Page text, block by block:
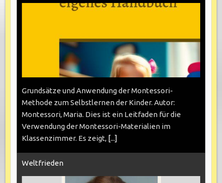
Grundsätze und Anwendung der Montessori-
Methode zum Selbstlernen der Kinder. Autor:
Montessori, Maria. Dies ist ein Leitfaden für die
Verwendung der Montessori-Materialien im
Klassenzimmer. Es zeigt, [...]
Weltfrieden